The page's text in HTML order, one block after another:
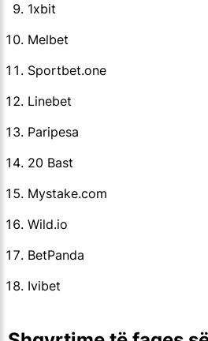
1xbit
Melbet
Sportbet.one
Linebet
Paripesa
20 Bast
Mystake.com
Wild.io
BetPanda
Ivibet